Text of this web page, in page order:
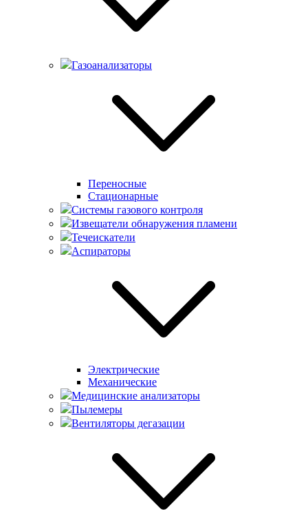
Газоанализаторы
Переносные
Стационарные
Системы газового контроля
Извещатели обнаружения пламени
Течеискатели
Аспираторы
Электрические
Механические
Медицинские анализаторы
Пылемеры
Вентиляторы дегазации